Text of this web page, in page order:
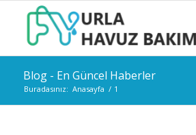
Blog - En Güncel Haberler
Buradasınız: Anasayfa / 1